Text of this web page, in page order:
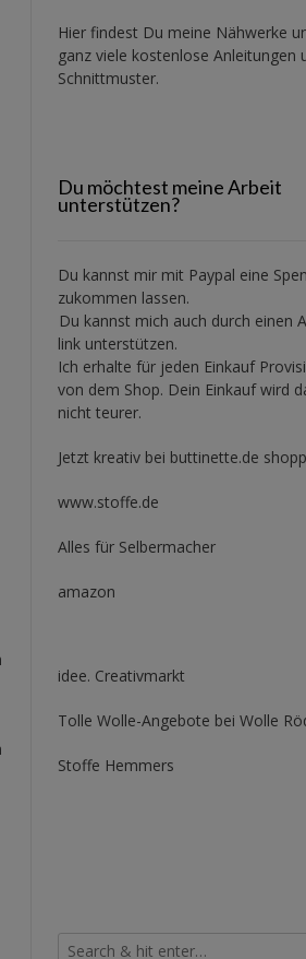
Hier findest Du meine Nähwerke
ganz viele kostenlose Anleitungen
Schnittmuster.
Du möchtest meine Arbeit
unterstützen?
Du kannst mir mit Paypal eine
zukommen lassen.
Du kannst mich auch durch einen
link unterstützen.
Ich erhalte für jeden Einkauf
von dem Shop. Dein Einkauf wird
nicht teurer.
Jetzt kreativ bei buttinette.de
www.stoffe.de
Alles für Selbermacher
amazon
idee. Creativmarkt
Tolle Wolle-Angebote bei Wolle
Stoffe Hemmers